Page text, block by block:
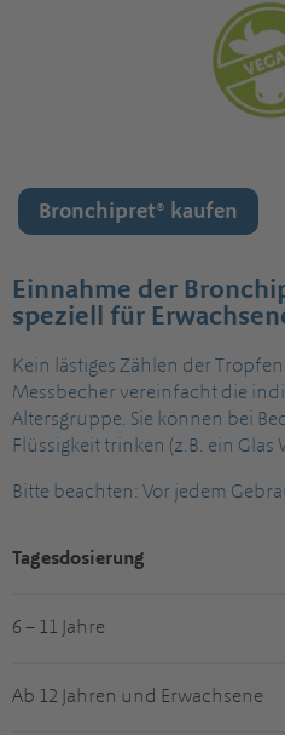
Bronchipret® kaufen
Einnahme der
speziell für
Kein lästiges Zählen der
Messbecher vereinfacht die
Altersgruppe. Sie können bei
Flüssigkeit trinken (z.B. ein Glas
Bitte beachten: Vor jedem
Tagesdosierung
6 – 11 Jahre
Ab 12 Jahren und Erwachsene